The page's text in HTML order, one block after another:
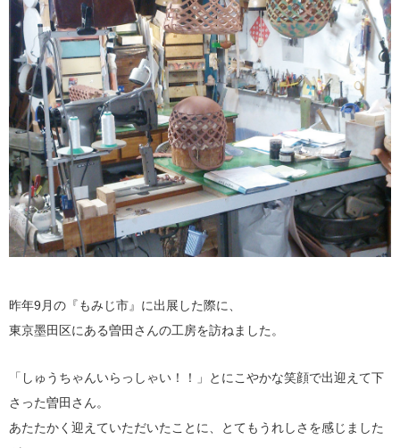
昨年9月の『もみじ市』に出展した際に、
東京墨田区にある曽田さんの工房を訪ねました。
「しゅうちゃんいらっしゃい！！」とにこやかな笑顔で出迎えて下
さった曽田さん。
あたたかく迎えていただいたことに、とてもうれしさを感じました